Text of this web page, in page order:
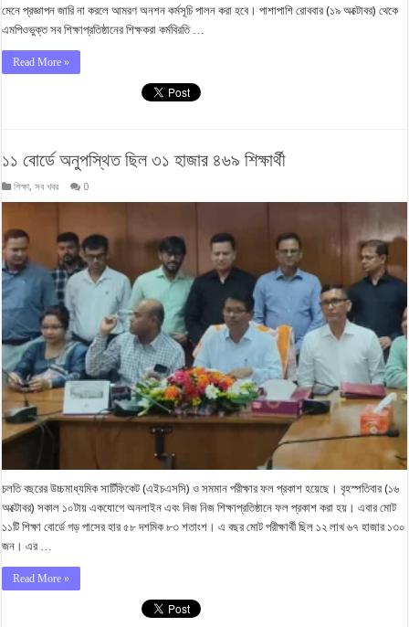
মেনে প্রজ্ঞাপন জারি না করলে আমরণ অনশন কর্মসূচি পালন করা হবে। পাশাপাশি রোববার (১৯ অক্টোবর) থেকে
এমপিওভুক্ত সব শিক্ষাপ্রতিষ্ঠানের শিক্ষকরা কর্মবিরতি …
Read More »
১১ বোর্ডে অনুপস্থিত ছিল ৩১ হাজার ৪৬৯ শিক্ষার্থী
শিক্ষা,সব খবর 0
চলতি বছরের উচ্চমাধ্যমিক সার্টিফিকেট (এইচএসসি) ও সমমান পরীক্ষার ফল প্রকাশ হয়েছে। বৃহস্পতিবার (১৬
অক্টোবর) সকাল ১০টায় একযোগে অনলাইন এবং নিজ নিজ শিক্ষাপ্রতিষ্ঠানে ফল প্রকাশ করা হয়। এবার মোট
১১টি শিক্ষা বোর্ডে গড় পাসের হার ৫৮ দশমিক ৮৩ শতাংশ। এ বছর মোট পরীক্ষার্থী ছিল ১২ লাখ ৬৭ হাজার ১৩০
জন। এর …
Read More »